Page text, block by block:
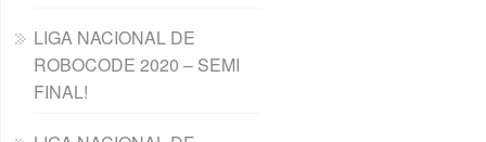
LIGA NACIONAL DE
ROBOCODE 2020 – SEMI
FINAL!